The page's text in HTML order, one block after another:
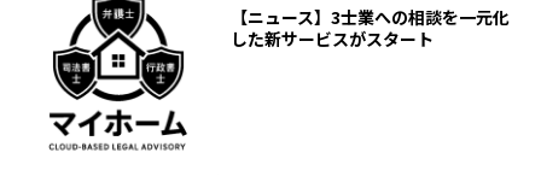
物【ニュース】3士業への相談を一元化
した新サービスがスタート